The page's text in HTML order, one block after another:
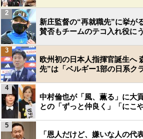
新庄監督の“再就職先”に挙が
賛否もチームのテコ入れ役に
2
欧州初の日本人指揮官誕生へ
先”は「ベルギー1部の日系ク
3
中村倫也が「風、薫る」に大
との「ずっと仲良く」「にこ
4
「恩人だけど、嫌いな人の代
5